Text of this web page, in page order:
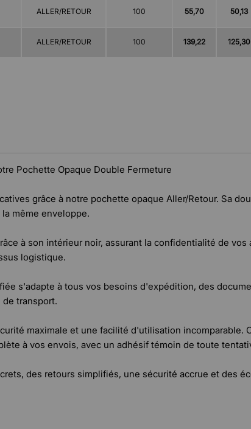
ALLER/RETOUR 100 55,70 50,13
ALLER/RETOUR 100 139,22 125,30
Pochette Opaque Double Fermeture
grâce à notre pochette opaque Aller/Retour. Sa
même enveloppe.
à son intérieur noir, assurant la confidentialité de
logistique.
s'adapte à tous vos besoins d'expédition, des
transport.
maximale et une facilité d'utilisation
à vos envois, avec un adhésif témoin de toute
des retours simplifiés, une sécurité accrue et des